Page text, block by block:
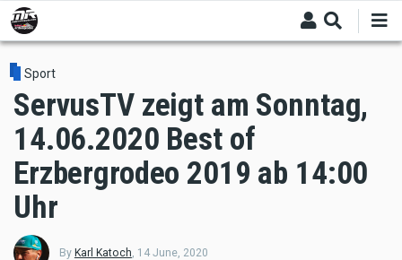
Skip
to
main
content
Sport
ServusTV zeigt am Sonntag,
14.06.2020 Best of
Erzbergrodeo 2019 ab 14:00
Uhr
By Karl Katoch 14 June, 2020